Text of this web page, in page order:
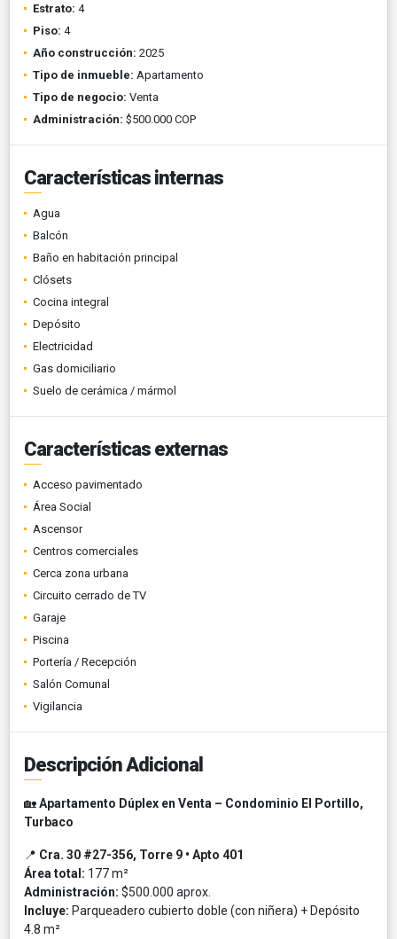
Estrato: 4
Piso: 4
Año construcción: 2025
Tipo de inmueble: Apartamento
Tipo de negocio: Venta
Administración: $500.000 COP
Características internas
Agua
Balcón
Baño en habitación principal
Clósets
Cocina integral
Depósito
Electricidad
Gas domiciliario
Suelo de cerámica / mármol
Características externas
Acceso pavimentado
Área Social
Ascensor
Centros comerciales
Cerca zona urbana
Circuito cerrado de TV
Garaje
Piscina
Portería / Recepción
Salón Comunal
Vigilancia
Descripción Adicional
🏡Apartamento Dúplex en Venta – Condominio El Portillo,
Turbaco
📍 Cra. 30 #27-356, Torre 9 • Apto 401
Área total: 177 m²
Administración: $500.000 aprox.
Incluye: Parqueadero cubierto doble (con niñera) + Depósito
4.8 m²